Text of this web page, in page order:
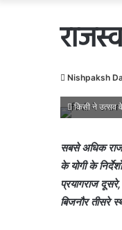
Nishpaksh
किसी ने उत्सव के
सबसे अधिक
के योगी के
प्रयागराज
बिजनौर तीसरे